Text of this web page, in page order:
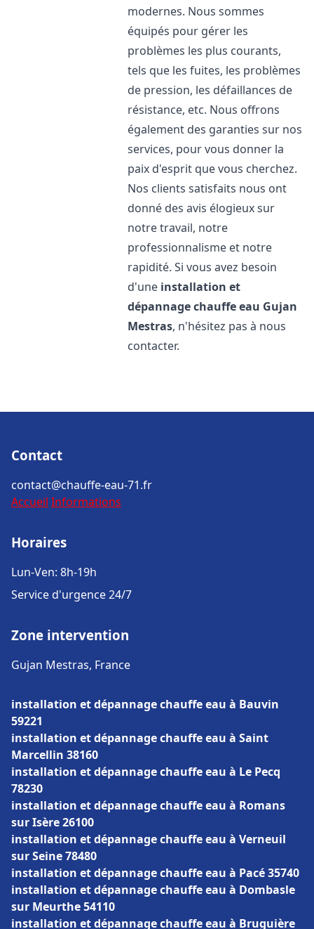
modernes. Nous sommes
équipés pour gérer les
problèmes les plus courants,
tels que les fuites, les problèmes
de pression, les défaillances de
résistance, etc. Nous offrons
également des garanties sur nos
services, pour vous donner la
paix d'esprit que vous cherchez.
Nos clients satisfaits nous ont
donné des avis élogieux sur
notre travail, notre
professionnalisme et notre
rapidité. Si vous avez besoin
d'une installation et
dépannage chauffe eau Gujan
Mestras, n'hésitez pas à nous
contacter.
Contact
contact@chauffe-eau-71.fr
Accueil Informations
Horaires
Lun-Ven: 8h-19h
Service d'urgence 24/7
Zone intervention
Gujan Mestras, France
installation et dépannage chauffe eau à Bauvin
59221
installation et dépannage chauffe eau à Saint
Marcellin 38160
installation et dépannage chauffe eau à Le Pecq
78230
installation et dépannage chauffe eau à Romans
sur Isère 26100
installation et dépannage chauffe eau à Verneuil
sur Seine 78480
installation et dépannage chauffe eau à Pacé 35740
installation et dépannage chauffe eau à Dombasle
sur Meurthe 54110
installation et dépannage chauffe eau à Bruguière